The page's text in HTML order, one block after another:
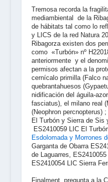
Tremosa recorda la
mediambiental de la
de hábitats tal como lo
y LICS de la red Natura
Ribagorza existen dos
como «Turbón» nº
anteriormente y el
permisos afectan a la
cernícalo primilla (Falco
quebrantahuesos (
nidificación del águila-
fasciatus), el milano real (
(Neophron percnopterus) ;
El Turbón y Sierra de Sis
ES2410059 LIC El
Esdolomada y Morrones
Garganta de Obarra
de Laguarres, ES2410055
ES2410054 LIC Sierra
Finalment pregunta a la